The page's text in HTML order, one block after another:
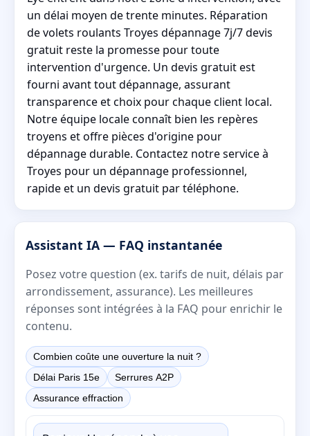
un délai moyen de trente minutes. Réparation
de volets roulants Troyes dépannage 7j/7 devis
gratuit reste la promesse pour toute
intervention d'urgence. Un devis gratuit est
fourni avant tout dépannage, assurant
transparence et choix pour chaque client local.
Notre équipe locale connaît bien les repères
troyens et offre pièces d'origine pour
dépannage durable. Contactez notre service à
Troyes pour un dépannage professionnel,
rapide et un devis gratuit par téléphone.
Assistant IA — FAQ instantanée
Posez votre question (ex. tarifs de nuit, délais par
arrondissement, assurance). Les meilleures
réponses sont intégrées à la FAQ pour enrichir le
contenu.
Combien coûte une ouverture la nuit ?
Délai Paris 15e
Serrures A2P
Assurance effraction